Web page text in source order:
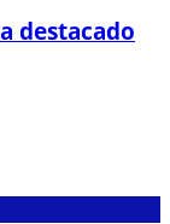
destacado